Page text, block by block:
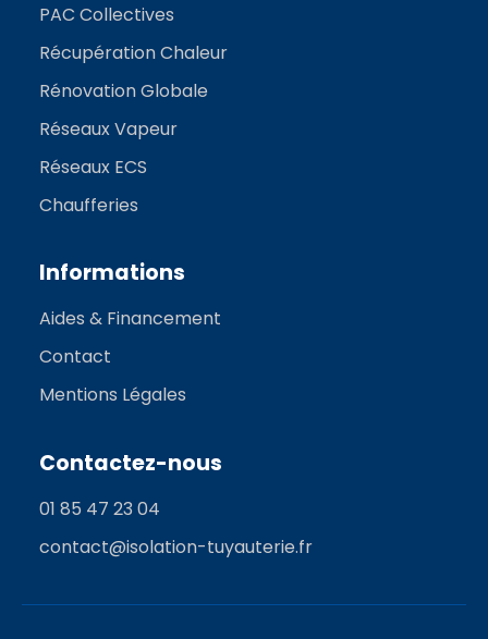
PAC Collectives
Récupération Chaleur
Rénovation Globale
Réseaux Vapeur
Réseaux ECS
Chaufferies
Informations
Aides & Financement
Contact
Mentions Légales
Contactez-nous
01 85 47 23 04
contact@isolation-tuyauterie.fr